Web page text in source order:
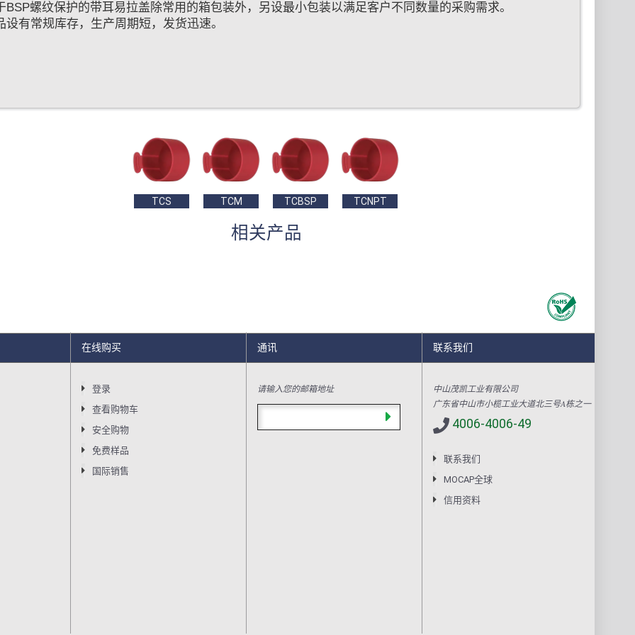
BSP螺纹保护的带耳易拉盖除常用的箱包装外，另设最小包装以满足客户不同数量的采购需求。
设有常规库存，生产周期短，发货迅速。
TCS TCM TCBSP TCNPT
相关产品
在线购买
登录
查看购物车
安全购物
免费样品
国际销售
通讯
请输入您的邮箱地址
联系我们
中山茂凯工业有限公司
广东省中山市小榄工业大道北三号A栋之一
4006-4006-49
联系我们
MOCAP全球
信用资料